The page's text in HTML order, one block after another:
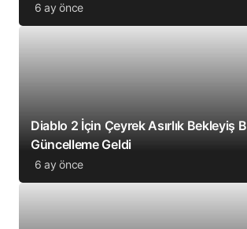
6 ay önce
Diablo 2 İçin Çeyrek Asırlık Bekleyiş
Güncelleme Geldi
6 ay önce